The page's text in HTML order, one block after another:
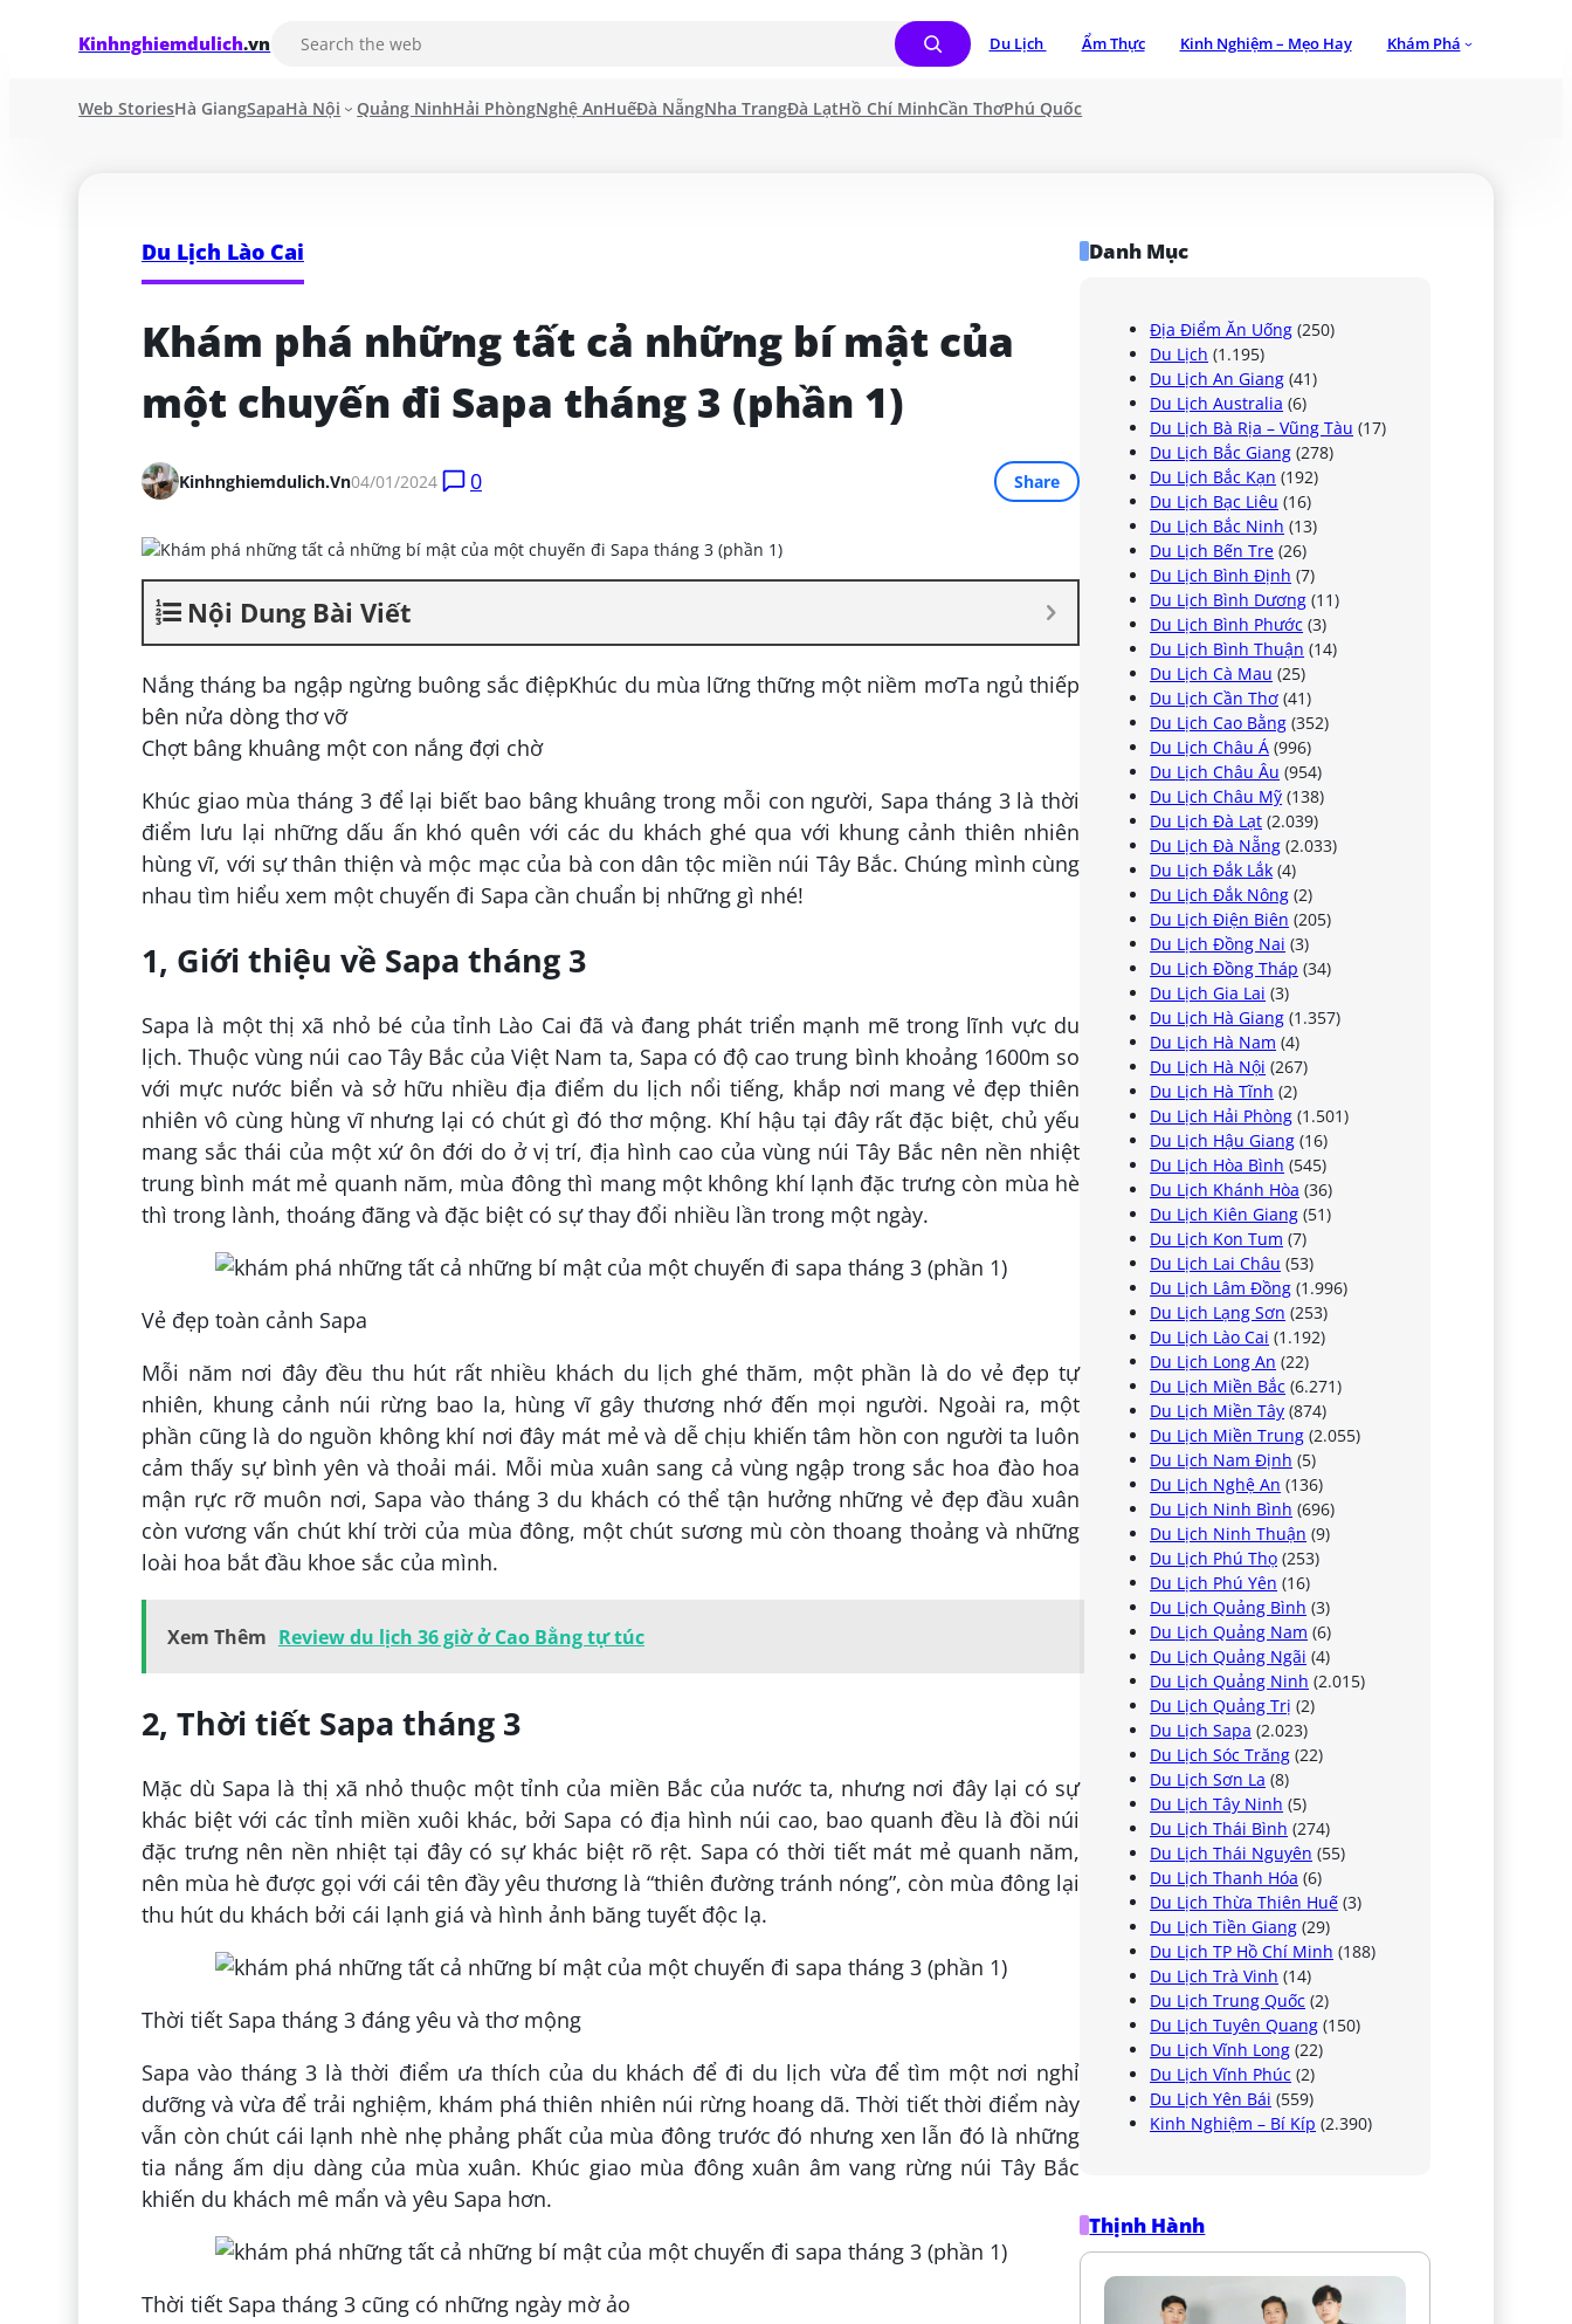
Kinhnghiemdulich.vn Du Lịch Ẩm Thực Kinh Nghiệm – Mẹo Hay Khám Phá
Web StoriesHà GiangSapaHà Nội Quảng NinhHải PhòngNghệ AnHuếĐà NẵngNha TrangĐà LạtHồ Chí MinhCần ThơPhú Quốc
Du Lịch Lào Cai
Khám phá những tất cả những bí mật của
một chuyến đi Sapa tháng 3 (phần 1)
Kinhnghiemdulich.vn04/01/2024 0 Share
Nội Dung Bài Viết
Nắng tháng ba ngập ngừng buông sắc điệpKhúc du mùa lững thững một niềm mơTa ngủ thiếp
bên nửa dòng thơ vỡ
Chợt bâng khuâng một con nắng đợi chờ
Khúc giao mùa tháng 3 để lại biết bao bâng khuâng trong mỗi con người, Sapa tháng 3 là thời
điểm lưu lại những dấu ấn khó quên với các du khách ghé qua với khung cảnh thiên nhiên
hùng vĩ, với sự thân thiện và mộc mạc của bà con dân tộc miền núi Tây Bắc. Chúng mình cùng
nhau tìm hiểu xem một chuyến đi Sapa cần chuẩn bị những gì nhé!
1, Giới thiệu về Sapa tháng 3
Sapa là một thị xã nhỏ bé của tỉnh Lào Cai đã và đang phát triển mạnh mẽ trong lĩnh vực du
lịch. Thuộc vùng núi cao Tây Bắc của Việt Nam ta, Sapa có độ cao trung bình khoảng 1600m so
với mực nước biển và sở hữu nhiều địa điểm du lịch nổi tiếng, khắp nơi mang vẻ đẹp thiên
nhiên vô cùng hùng vĩ nhưng lại có chút gì đó thơ mộng. Khí hậu tại đây rất đặc biệt, chủ yếu
mang sắc thái của một xứ ôn đới do ở vị trí, địa hình cao của vùng núi Tây Bắc nên nền nhiệt
trung bình mát mẻ quanh năm, mùa đông thì mang một không khí lạnh đặc trưng còn mùa hè
thì trong lành, thoáng đãng và đặc biệt có sự thay đổi nhiều lần trong một ngày.
Vẻ đẹp toàn cảnh Sapa
Mỗi năm nơi đây đều thu hút rất nhiều khách du lịch ghé thăm, một phần là do vẻ đẹp tự
nhiên, khung cảnh núi rừng bao la, hùng vĩ gây thương nhớ đến mọi người. Ngoài ra, một
phần cũng là do nguồn không khí nơi đây mát mẻ và dễ chịu khiến tâm hồn con người ta luôn
cảm thấy sự bình yên và thoải mái. Mỗi mùa xuân sang cả vùng ngập trong sắc hoa đào hoa
mận rực rỡ muôn nơi, Sapa vào tháng 3 du khách có thể tận hưởng những vẻ đẹp đầu xuân
còn vương vấn chút khí trời của mùa đông, một chút sương mù còn thoang thoảng và những
loài hoa bắt đầu khoe sắc của mình.
Xem Thêm Review du lịch 36 giờ ở Cao Bằng tự túc
2, Thời tiết Sapa tháng 3
Mặc dù Sapa là thị xã nhỏ thuộc một tỉnh của miền Bắc của nước ta, nhưng nơi đây lại có sự
khác biệt với các tỉnh miền xuôi khác, bởi Sapa có địa hình núi cao, bao quanh đều là đồi núi
đặc trưng nên nền nhiệt tại đây có sự khác biệt rõ rệt. Sapa có thời tiết mát mẻ quanh năm,
nên mùa hè được gọi với cái tên đầy yêu thương là “thiên đường tránh nóng”, còn mùa đông lại
thu hút du khách bởi cái lạnh giá và hình ảnh băng tuyết độc lạ.
Thời tiết Sapa tháng 3 đáng yêu và thơ mộng
Sapa vào tháng 3 là thời điểm ưa thích của du khách để đi du lịch vừa để tìm một nơi nghỉ
dưỡng và vừa để trải nghiệm, khám phá thiên nhiên núi rừng hoang dã. Thời tiết thời điểm này
vẫn còn chút cái lạnh nhè nhẹ phảng phất của mùa đông trước đó nhưng xen lẫn đó là những
tia nắng ấm dịu dàng của mùa xuân. Khúc giao mùa đông xuân âm vang rừng núi Tây Bắc
khiến du khách mê mẩn và yêu Sapa hơn.
Thời tiết Sapa tháng 3 cũng có những ngày mờ ảo
Danh Mục
Địa Điểm Ăn Uống (250)
Du Lịch (1.195)
Du Lịch An Giang (41)
Du Lịch Australia (6)
Du Lịch Bà Rịa – Vũng Tàu (17)
Du Lịch Bắc Giang (278)
Du Lịch Bắc Kạn (192)
Du Lịch Bạc Liêu (16)
Du Lịch Bắc Ninh (13)
Du Lịch Bến Tre (26)
Du Lịch Bình Định (7)
Du Lịch Bình Dương (11)
Du Lịch Bình Phước (3)
Du Lịch Bình Thuận (14)
Du Lịch Cà Mau (25)
Du Lịch Cần Thơ (41)
Du Lịch Cao Bằng (352)
Du Lịch Châu Á (996)
Du Lịch Châu Âu (954)
Du Lịch Châu Mỹ (138)
Du Lịch Đà Lạt (2.039)
Du Lịch Đà Nẵng (2.033)
Du Lịch Đắk Lắk (4)
Du Lịch Đắk Nông (2)
Du Lịch Điện Biên (205)
Du Lịch Đồng Nai (3)
Du Lịch Đồng Tháp (34)
Du Lịch Gia Lai (3)
Du Lịch Hà Giang (1.357)
Du Lịch Hà Nam (4)
Du Lịch Hà Nội (267)
Du Lịch Hà Tĩnh (2)
Du Lịch Hải Phòng (1.501)
Du Lịch Hậu Giang (16)
Du Lịch Hòa Bình (545)
Du Lịch Khánh Hòa (36)
Du Lịch Kiên Giang (51)
Du Lịch Kon Tum (7)
Du Lịch Lai Châu (53)
Du Lịch Lâm Đồng (1.996)
Du Lịch Lạng Sơn (253)
Du Lịch Lào Cai (1.192)
Du Lịch Long An (22)
Du Lịch Miền Bắc (6.271)
Du Lịch Miền Tây (874)
Du Lịch Miền Trung (2.055)
Du Lịch Nam Định (5)
Du Lịch Nghệ An (136)
Du Lịch Ninh Bình (696)
Du Lịch Ninh Thuận (9)
Du Lịch Phú Thọ (253)
Du Lịch Phú Yên (16)
Du Lịch Quảng Bình (3)
Du Lịch Quảng Nam (6)
Du Lịch Quảng Ngãi (4)
Du Lịch Quảng Ninh (2.015)
Du Lịch Quảng Trị (2)
Du Lịch Sapa (2.023)
Du Lịch Sóc Trăng (22)
Du Lịch Sơn La (8)
Du Lịch Tây Ninh (5)
Du Lịch Thái Bình (274)
Du Lịch Thái Nguyên (55)
Du Lịch Thanh Hóa (6)
Du Lịch Thừa Thiên Huế (3)
Du Lịch Tiền Giang (29)
Du Lịch TP Hồ Chí Minh (188)
Du Lịch Trà Vinh (14)
Du Lịch Trung Quốc (2)
Du Lịch Tuyên Quang (150)
Du Lịch Vĩnh Long (22)
Du Lịch Vĩnh Phúc (2)
Du Lịch Yên Bái (559)
Kinh Nghiệm – Bí Kíp (2.390)
Thịnh Hành